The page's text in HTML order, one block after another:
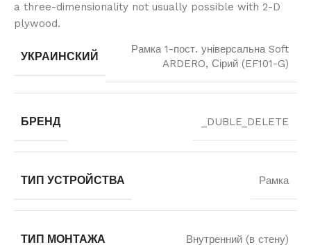
a three-dimensionality not usually possible with 2-D
plywood.
УКРАИНСКИЙ
Рамка 1-пост. універсальна Soft
ARDERO, Сірий (EF101-G)
БРЕНД _DUBLE_DELETE
ТИП УСТРОЙСТВА Рамка
ТИП МОНТАЖА Внутренний (в стену)